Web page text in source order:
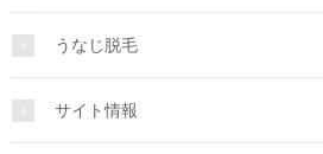
うなじ脱毛
サイト情報